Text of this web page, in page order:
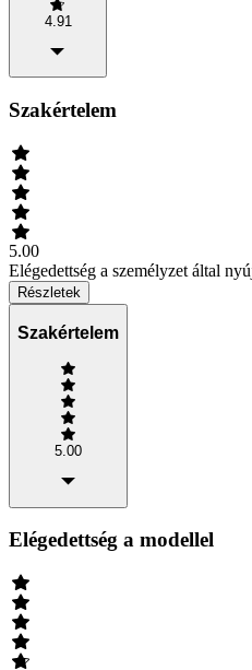
4.91
Szakértelem
5.00
Elégedettség a személyzet által
Részletek
Szakértelem
5.00
Elégedettség a modellel